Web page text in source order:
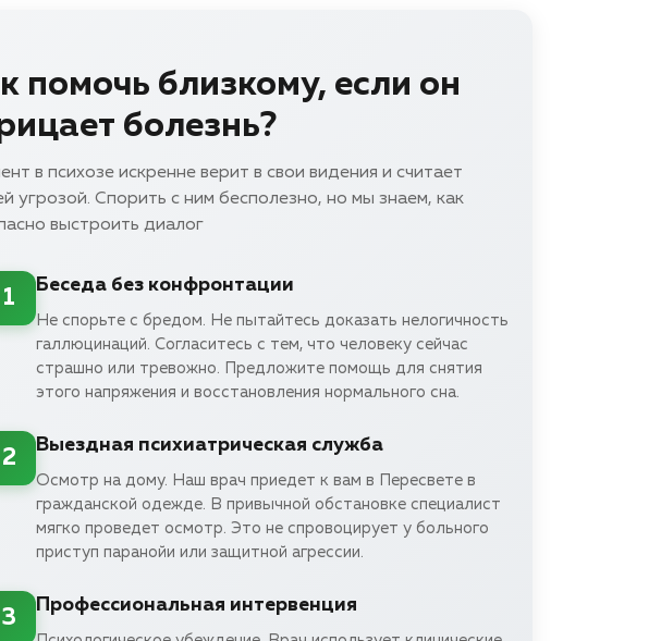
помочь близкому, если он
болезнь?
в психозе искренне верит в свои видения и считает
угрозой. Спорить с ним бесполезно, но мы знаем, как
выстроить диалог
1
Беседа без конфронтации
Не спорьте с бредом. Не пытайтесь доказать нелогичность
галлюцинаций. Согласитесь с тем, что человеку сейчас
страшно или тревожно. Предложите помощь для снятия
этого напряжения и восстановления нормального сна.
2
Выездная психиатрическая служба
Осмотр на дому. Наш врач приедет к вам в Пересвете в
гражданской одежде. В привычной обстановке специалист
мягко проведет осмотр. Это не спровоцирует у больного
приступ паранойи или защитной агрессии.
3
Профессиональная интервенция